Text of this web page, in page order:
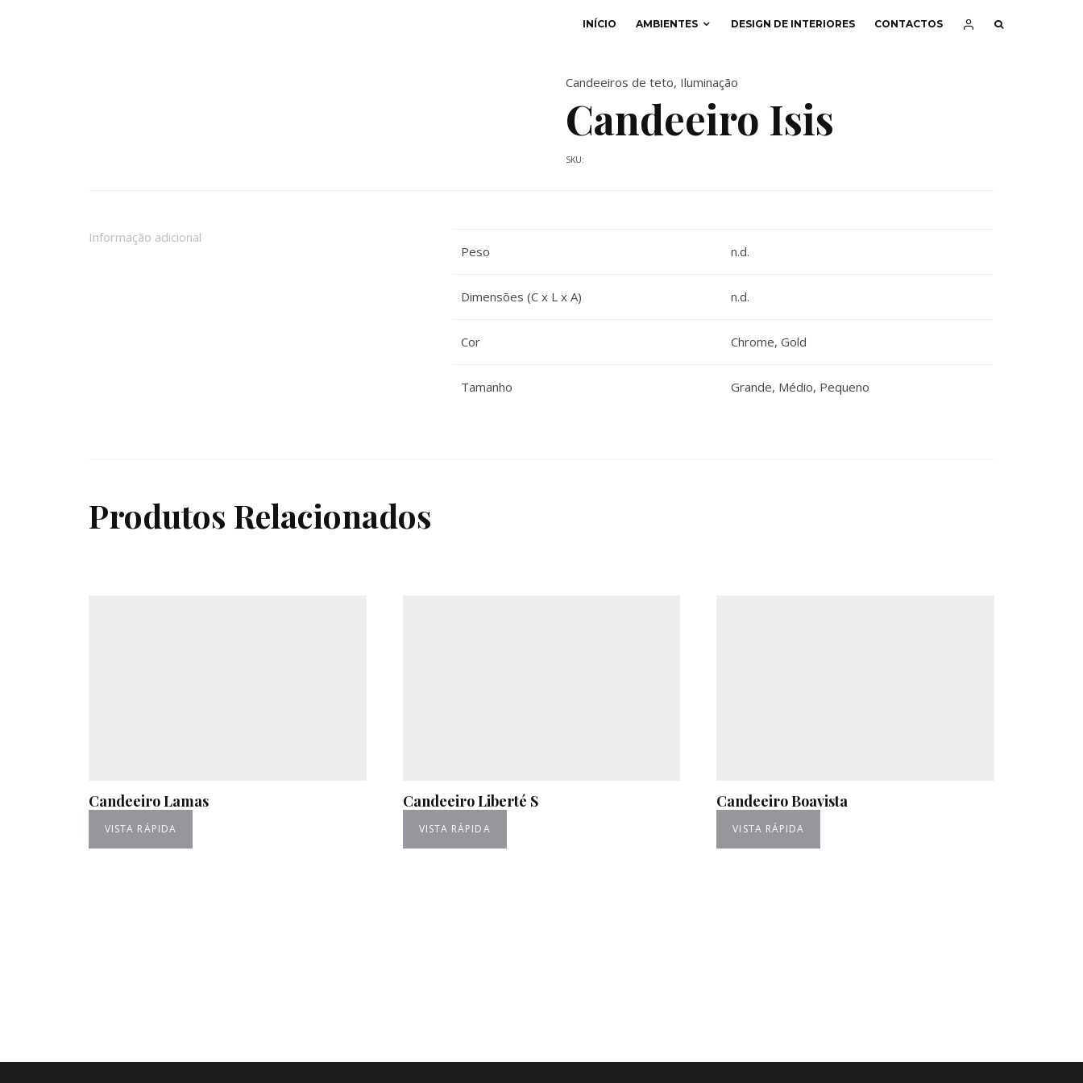
INÍCIO AMBIENTES DESIGN DE INTERIORES CONTACTOS
Candeeiros de teto, Iluminação
Candeeiro Isis
SKU:
Informação adicional
Peso
n.d.
Dimensões (C x L x A) n.d.
Cor Chrome, Gold
Tamanho Grande, Médio, Pequeno
Produtos Relacionados
Candeeiro Lamas
VISTA RÁPIDA
Candeeiro Liberté S
VISTA RÁPIDA
Candeeiro Boavista
VISTA RÁPIDA